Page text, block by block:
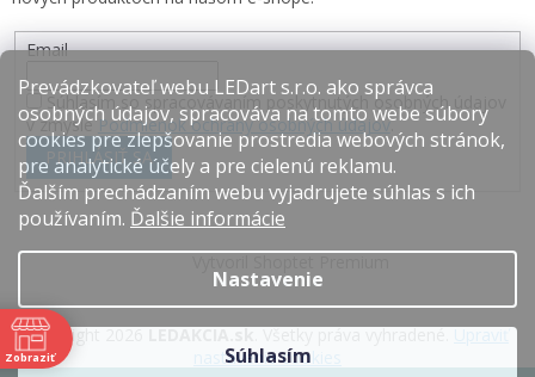
Prevádzkovateľ webu LEDart s.r.o. ako správca
osobných údajov, spracováva na tomto webe súbory
cookies pre zlepšovanie prostredia webových stránok,
pre analytické účely a pre cielenú reklamu.
Ďalším prechádzaním webu vyjadrujete súhlas s ich
používaním. Ďalšie informácie
Nastavenie
Súhlasím
Email
Súhlasím so spracovávaním poskytnutých osobných údajov
v zmysle Podmienok ochrany osobných údajov.
PRIHLÁSIŤ SA
Copyright 2026
nastavenie cookies
Zobraziť